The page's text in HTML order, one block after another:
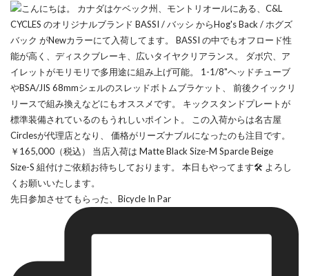
先日参加させてもらった、Bicycle In Par